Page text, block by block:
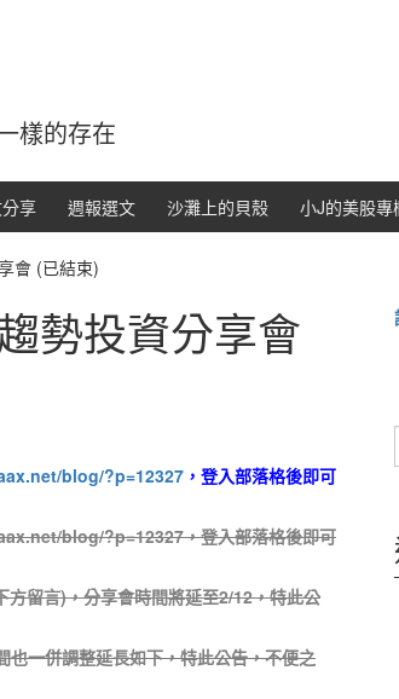
樣的存在
享 週報選文 沙灘上的貝殼 小J的美股專
會 (已結束)
勢投資分享會
blog/?p=12327 ，登入部落格後即可
blog/?p=12327，登入部落格後即可
方留言)，分享會時間將延至2/12，特此公
一併調整延長如下，特此公告，不便之